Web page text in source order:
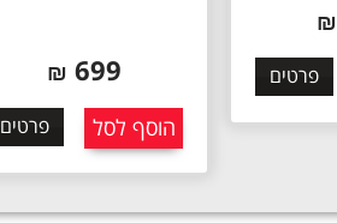
₪
פרטים 699
₪
הוסף לסל פרטים